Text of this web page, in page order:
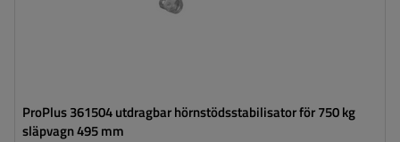
ProPlus 361504 utdragbar hörnstödsstabilisator för 750 kg
släpvagn 495 mm